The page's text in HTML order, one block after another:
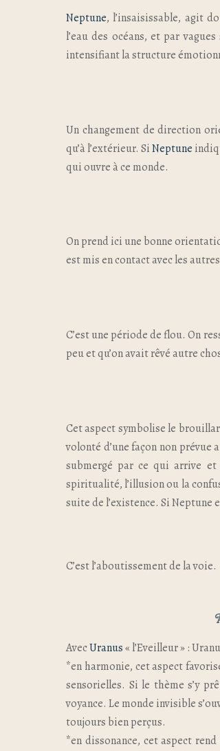
Neptune, l’insaisissable, agit
l’eau des océans, et par
intensifiant la structure
Un changement de direction
qu’à l’extérieur. SiNeptune
qui ouvre à ce monde.
On prend ici une bonne
est mis en contact avec les
C’est une période de flou. On
peu et qu’on avait rêvé autre
Cet aspect symbolise le
volonté d’une façon non prévue
submergé par ce qui arrive
spiritualité, l’illusion ou la
suite de l’existence. Si Neptune
C’est l’aboutissement de la voie.
AvecUranus« l’Eveilleur » :
*en harmonie, cet aspect
sensorielles. Si le thème s’y
voyance. Le monde invisible
toujours bien perçus.
*en dissonance, cet aspect